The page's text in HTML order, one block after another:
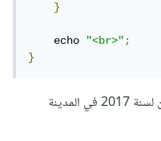
}
    echo
"<br>";
}
يتم هاهنا استعرض مختلف تواقيت الآذان لسنة 2017 في المدينة